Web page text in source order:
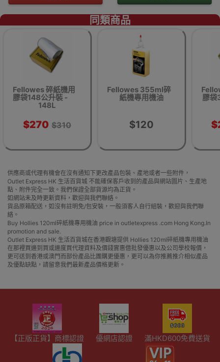
同類商品
Fellowes 碎紙機用
膠袋148公升裝 -
148L
$270 $310
Fellowes 355ml碎
紙機專用機油
$120
膠袋
供應商或代理有機會在沒有通知下更改產品包裝、產地或者一些附件，
Outlet Express HK 生活百貨城 不能確保客戶收到的產品與網站圖片、生產地
點、附件完全一致。我們保證全部貨源均為正貨。
如網站未及時更新資料，歡迎與我們聯絡。
貨品原箱配送，如沒有註明免/包安裝，一般須客人自行組裝，歡迎與我們聯
絡。
Buy Hollies 120ml碎紙機專用機油 price in outletexpress .com Hong Kong.In
promotion and sale.
Outlet Express HK 生活百貨城在香港觀塘提供 Hollies 120ml碎紙機專用機油
在那裡買邊到買或邊度買代理資料及價錢實惠借批發優惠以及公司學校報價，
更可送到香港或澳門而部份產品比團購更優惠，更可以為你推薦推介相似產品
及優點缺點，請留意我們最新產品價格更新。
【正版正貨】商標認證 優網店認證 滿HKD600免費送貨